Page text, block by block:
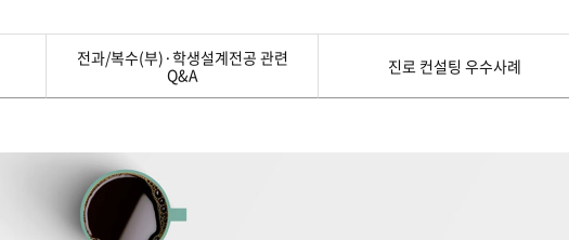
건학이념 세명인재상 인재상과 5대핵심역량
Why SMU 세명대 History 대학연혁 교목/교화/교가
일반ㆍ경영행정복지대학원 저널리즘대학원
AI융합전공
스마트이차전지시스템공학
전자출결
강의건물 약
성적
국내대학 학점교류
학생생활관 보건진료소 체육시설 편의시설
연구소 조직
학술·연구활동 실적
연구소 조직
학술·연구활동 실적
논문집 검색
연구소 조직
학술·연구활동 실적
구성원소개
연구 및 자료실
온라인접수시스템
온라인접수시스템
전과/복수(부)·학생설계전공 관련
Q&A
진로 컨설팅 우수사례